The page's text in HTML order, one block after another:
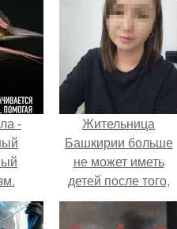
-
Жительница
Башкирии больше
не может иметь
детей после того,
как медики сделали
ей аборт на шестом